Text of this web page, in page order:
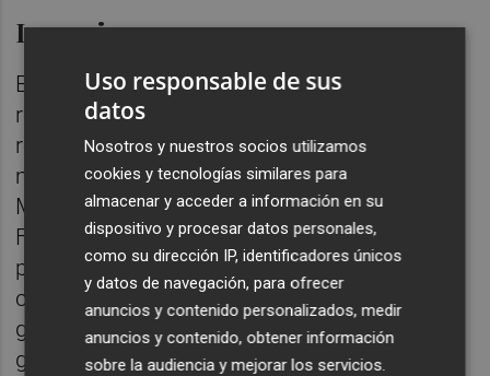
Inversiones
El informe económico destaca las reformas
realizadas en
reposicionar el complejo Magic World",
mencionando la tematización de los hoteles
Magic Sports, Magic Games y Magic
Fantasy, así como la remodelación del
parque acuático Magic Sports y la
construcción de Magic Splash Adventure. El
grupo anunció en un inicio una inversión
global de 40 millones en diferentes fases.
Uso responsable de sus
datos
Nosotros y nuestros socios utilizamos
cookies y tecnologías similares para
almacenar y acceder a información en su
dispositivo y procesar datos personales,
como su dirección IP, identificadores únicos
y datos de navegación, para ofrecer
anuncios y contenido personalizados, medir
anuncios y contenido, obtener información
sobre la audiencia y mejorar los servicios.